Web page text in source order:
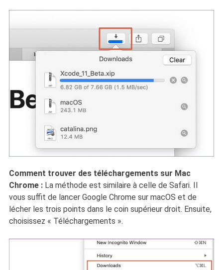
Comment trouver des téléchargements sur Mac
Chrome :La méthode est similaire à celle de Safari. Il
vous suffit de lancer Google Chrome sur macOS et de
lécher les trois points dans le coin supérieur droit. Ensuite,
choisissez « Téléchargements ».